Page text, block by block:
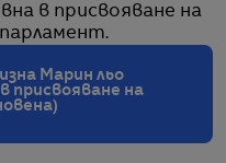
в присвояване на
Марин льо
присвояване на